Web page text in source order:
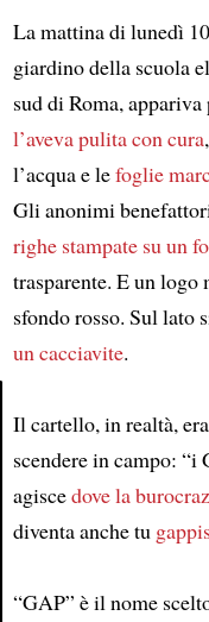
Article
La mattina di lunedì
giardino della scuola
sud di Roma,
l’aveva pulita con cura
l’acqua e lefoglie
Gli anonimi
righe stampate su un
trasparente. E un logo
sfondo rosso. Sul lato
un cacciavite.
Il cartello, in realtà,
scendere in campo: “i
agiscedove la
diventa anche tu
“GAP” è il nome